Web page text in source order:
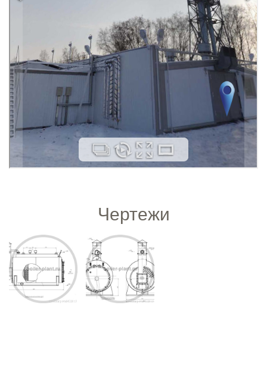
Чертежи